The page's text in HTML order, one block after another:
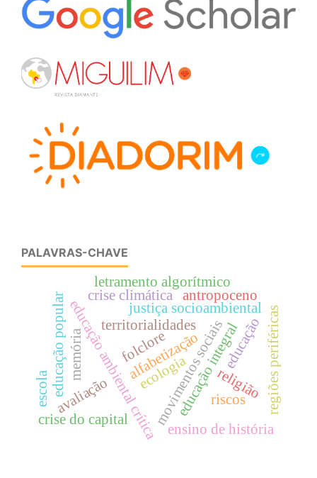
PALAVRAS-CHAVE
educação ambiental críticamovimentos sociais
justiça socioambiental
educação popular educação integral
avaliação
territorialidades
alfabetização
crise climática
letramento algorítmico
crise do capital
memória educação
escola ecologia religião
ensino de história
antropoceno
regiões periféricas
folclore
riscos